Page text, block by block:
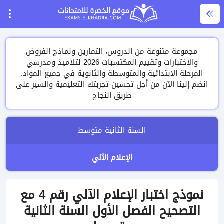
مجموعة متنوعة من الدروس، التمارين ونماذج الفروض
والاختبارات وتقييم المكتسبات 2026 لتلاميذ ومدرسي
المرحلة الابتدائية والمتوسطة والثانوية في جميع المواد.
انضم إلينا الآن من أجل تحسين تجربتك التعليمية والسير على
طريق النجاح
السنة الثانية متوسط
الإعلام الآلي
نموذج اختبار الإعلام الآلي رقم 4 مع
التصحيح الفصل الأول السنة الثانية